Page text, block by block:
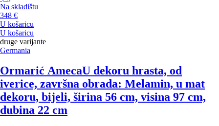
Na skladištu
348 €
U košaricu
U košaricu
druge varijante
Germania
Ormarić AmecaU dekoru hrasta, od
iverice, završna obrada: Melamin, u mat
dekoru, bijeli, širina 56 cm, visina 97 cm,
dubina 22 cm